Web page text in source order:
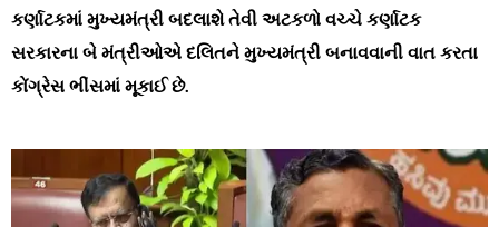
કર્ણાટકમાં મુખ્યમંત્રી બદલાશે તેવી અટકળો વચ્ચે કર્ણાટક
સરકારના બે મંત્રીઓએ દલિતને મુખ્યમંત્રી બનાવવાની વાત કરતા
કોંગ્રેસ ભીંસમાં મૂકાઈ છે.